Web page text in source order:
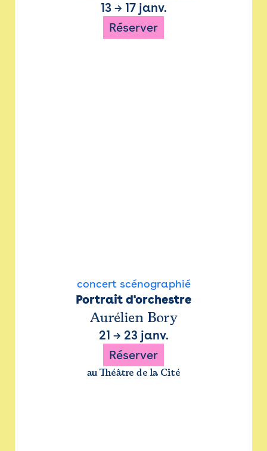
13→ 17 janv.
Réserver
concert scénographié
Portrait d'orchestre
Aurélien Bory
21 → 23 janv.
Réserver
au Théâtre de la Cité